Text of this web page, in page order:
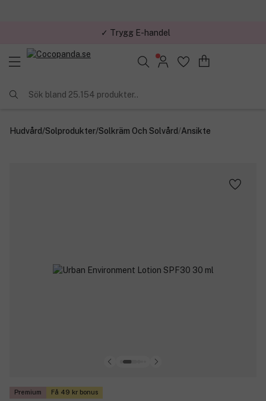
✓ Trygg E-handel
Sök bland 25.154 produkter..
Hudvård/Solprodukter/Solkräm Och Solvård/Ansikte
Premium Få 49 kr bonus